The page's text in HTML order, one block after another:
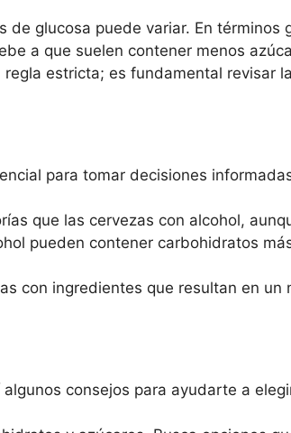
glucosa puede variar. En
a que suelen contener menos
estricta; es fundamental revisar
para tomar decisiones
que las cervezas con alcohol,
pueden contener carbohidratos
con ingredientes que resultan en un
consejos para ayudarte a